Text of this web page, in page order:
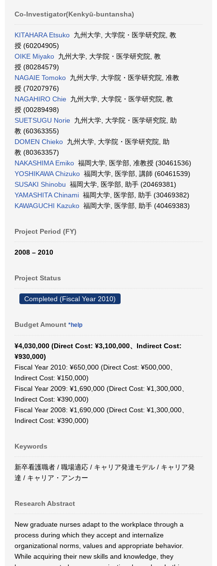
Co-Investigator(Kenkyū-buntansha)
KITAHARA Etsuko 九州大学, 大学院・医学研究院, 教
授 (60204905)
OIKE Miyako 九州大学, 大学院・医学研究院, 教
授 (80284579)
NAGAIE Tomoko 九州大学, 大学院・医学研究院, 准教
授 (70207976)
NAGAHIRO Chie 九州大学, 大学院・医学研究院, 教
授 (00289498)
SUETSUGU Norie 九州大学, 大学院・医学研究院, 助
教 (60363355)
DOMEN Chieko 九州大学, 大学院・医学研究院, 助
教 (80363357)
NAKASHIMA Emiko 福岡大学, 医学部, 准教授 (30461536)
YOSHIKAWA Chizuko 福岡大学, 医学部, 講師 (60461539)
SUSAKI Shinobu 福岡大学, 医学部, 助手 (20469381)
YAMASHITA Chinami 福岡大学, 医学部, 助手 (30469382)
KAWAGUCHI Kazuko 福岡大学, 医学部, 助手 (40469383)
Project Period (FY)
2008 – 2010
Project Status
Completed (Fiscal Year 2010)
Budget Amount *help
¥4,030,000 (Direct Cost: ¥3,100,000、Indirect Cost:
¥930,000)
Fiscal Year 2010: ¥650,000 (Direct Cost: ¥500,000、
Indirect Cost: ¥150,000)
Fiscal Year 2009: ¥1,690,000 (Direct Cost: ¥1,300,000、
Indirect Cost: ¥390,000)
Fiscal Year 2008: ¥1,690,000 (Direct Cost: ¥1,300,000、
Indirect Cost: ¥390,000)
Keywords
新卒看護職者 / 職場適応 / キャリア発達モデル / キャリア発
達 / キャリア・アンカー
Research Abstract
New graduate nurses adapt to the workplace through a
process during which they accept and internalize
organizational norms, values and appropriate behavior.
While acquiring their new skills and knowledge, they